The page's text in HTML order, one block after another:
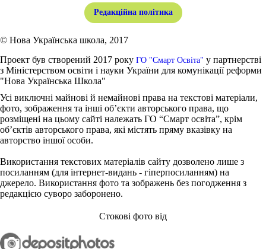
Редакційна політика
© Нова Українська школа, 2017
Проект був створений 2017 року ГО "Смарт Освіта" у партнерстві
з Міністерством освіти і науки України для комунікації реформи
"Нова Українська Школа"
Усі виключні майнові й немайнові права на текстові матеріали,
фото, зображення та інші об’єкти авторського права, що
розміщені на цьому сайті належать ГО “Смарт освіта”, крім
об’єктів авторського права, які містять пряму вказівку на
авторство іншої особи.
Використання текстових матеріалів сайту дозволено лише з
посиланням (для інтернет-видань - гіперпосиланням) на
джерело. Використання фото та зображень без погодження з
редакцією суворо заборонено.
Стокові фото від